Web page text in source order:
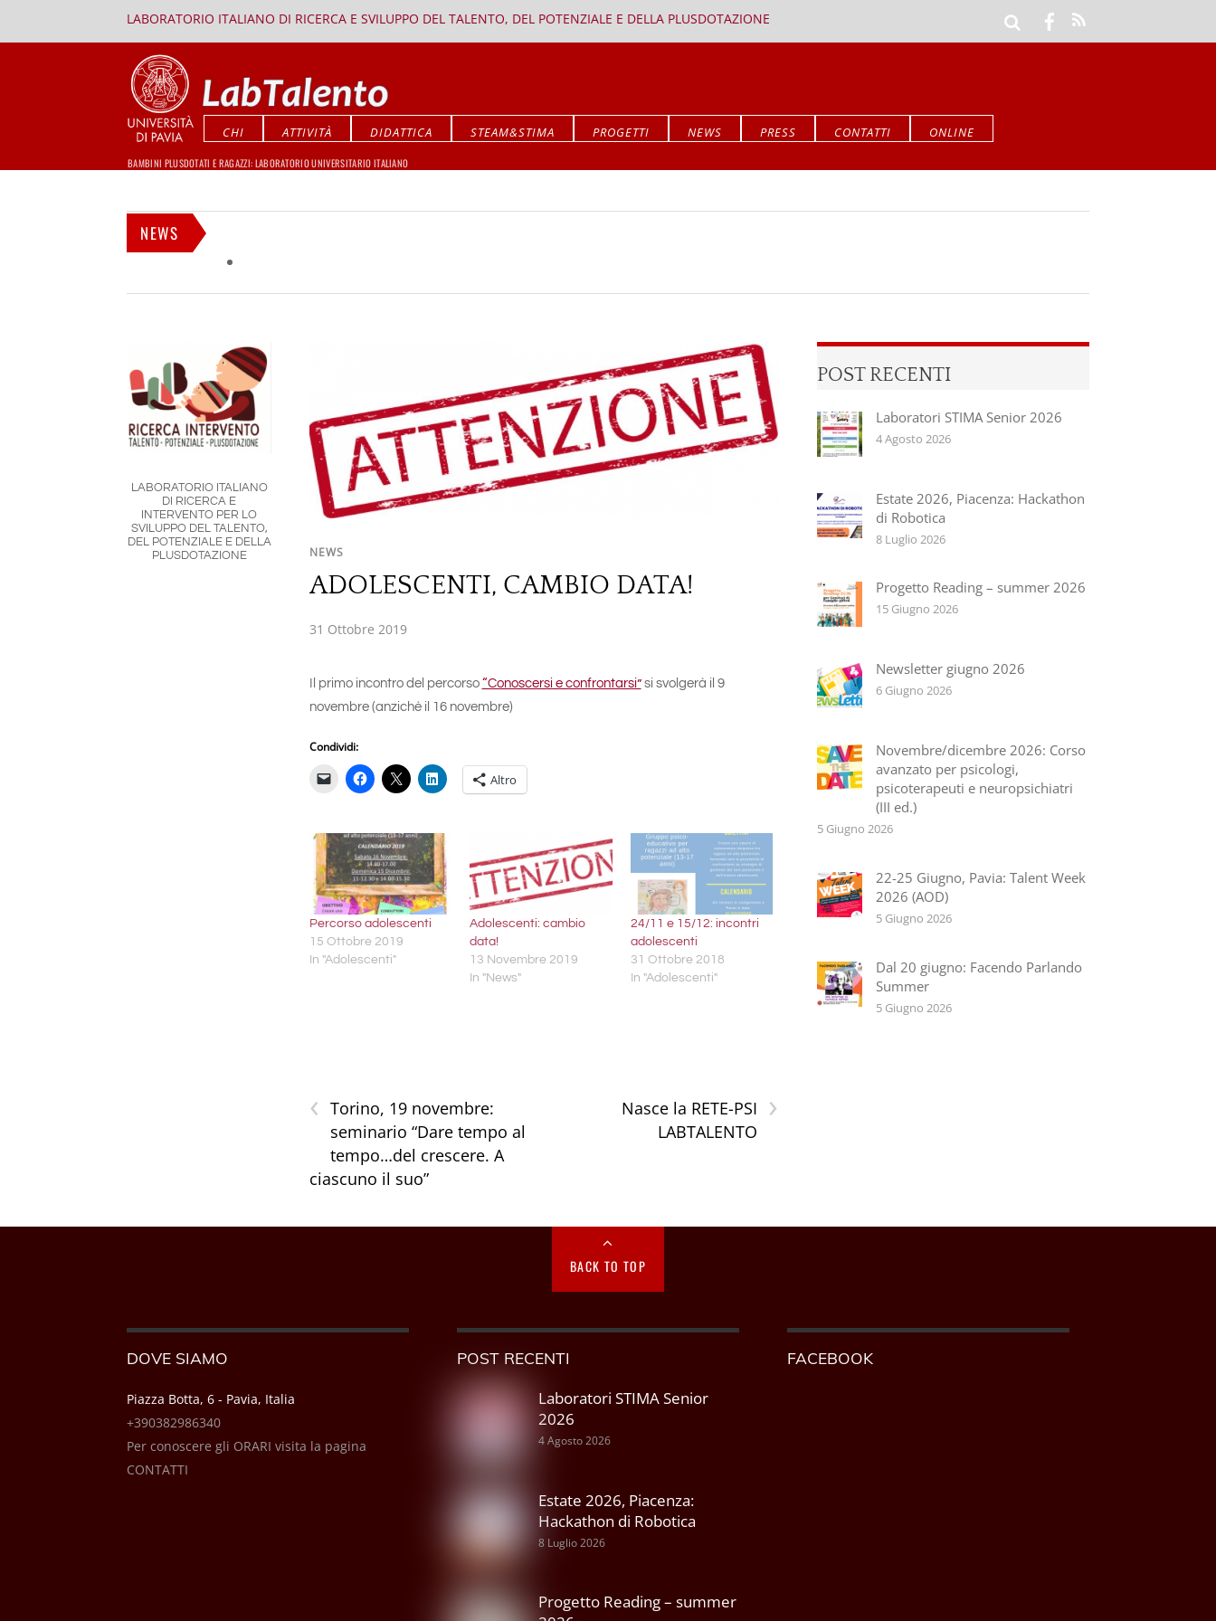
LABORATORIO ITALIANO DI RICERCA E SVILUPPO DEL TALENTO, DEL POTENZIALE E DELLA PLUSDOTAZIONE
BAMBINI PLUSDOTATI E RAGAZZI: LABORATORIO UNIVERSITARIO ITALIANO
CHI ATTIVITÀ DIDATTICA STEAM&STIMA PROGETTI NEWS PRESS CONTATTI ONLINE
NEWS
NEWS
ADOLESCENTI, CAMBIO DATA!
31 Ottobre 2019
Il primo incontro del percorso “Conoscersi e confrontarsi”si svolgerà il 9
novembre (anzichè il 16 novembre)
Condividi:
Altro
Percorso adolescenti
15 Ottobre 2019
In "Adolescenti"
Adolescenti: cambio
data!
13 Novembre 2019
In "News"
24/11 e 15/12: incontri
adolescenti
31 Ottobre 2018
In "Adolescenti"
‹ Torino, 19 novembre:
seminario “Dare tempo al
tempo…del crescere. A
ciascuno il suo”
›
Nasce la RETE-PSI
LABTALENTO
LABORATORIO ITALIANO
DI RICERCA E
INTERVENTO PER LO
SVILUPPO DEL TALENTO,
DEL POTENZIALE E DELLA
PLUSDOTAZIONE
POST RECENTI
Laboratori STIMA Senior 2026
4 Agosto 2026
Estate 2026, Piacenza: Hackathon
di Robotica
8 Luglio 2026
Progetto Reading – summer 2026
15 Giugno 2026
Newsletter giugno 2026
6 Giugno 2026
Novembre/dicembre 2026: Corso
avanzato per psicologi,
psicoterapeuti e neuropsichiatri
(III ed.)
5 Giugno 2026
22-25 Giugno, Pavia: Talent Week
2026 (AOD)
5 Giugno 2026
Dal 20 giugno: Facendo Parlando
Summer
5 Giugno 2026
BACK TO TOP
DOVE SIAMO
Piazza Botta, 6 - Pavia, Italia
+390382986340
Per conoscere gli ORARI visita la pagina
CONTATTI
POST RECENTI
Laboratori STIMA Senior
2026
4 Agosto 2026
Estate 2026, Piacenza:
Hackathon di Robotica
8 Luglio 2026
Progetto Reading – summer
FACEBOOK